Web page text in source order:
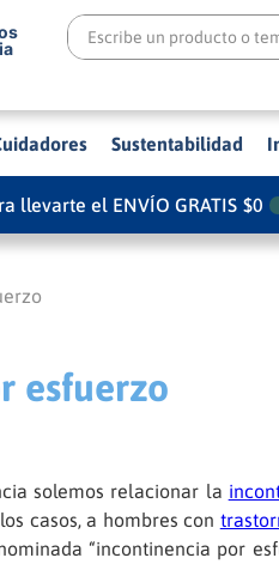
Escribe un producto o
Sustentabilidad
llevarte el ENVÍO GRATIS $0
esfuerzo
solemos relacionar la
casos, a hombres con
“incontinencia por